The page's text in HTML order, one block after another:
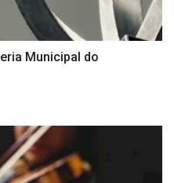
Municipal do